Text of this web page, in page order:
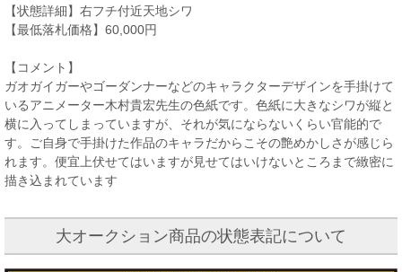
【状態詳細】右フチ付近天地シワ
【最低落札価格】60,000円
【コメント】
ガオガイガーやゴーダンナーなどのキャラクターデザインを手掛けて
いるアニメーター木村貴宏先生の色紙です。色紙に大きなシワが縦と
横に入ってしまっていますが、それが気にならないくらい官能的で
す。ご自身で手掛けた作品のキャラだからこその艶めかしさが感じら
れます。便宜上伏せてはいますが見せてはいけないところまで緻密に
描き込まれています
大オークション商品の状態表記について